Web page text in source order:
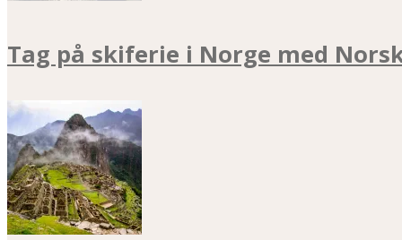
Tag på skiferie i Norge med